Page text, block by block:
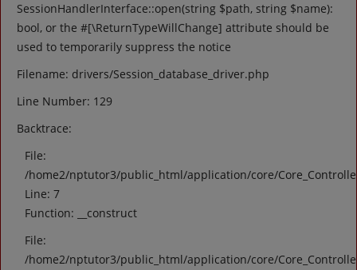
SessionHandlerInterface::open(string $path, string $name):
bool, or the #[\ReturnTypeWillChange] attribute should be
used to temporarily suppress the notice
Filename: drivers/Session_database_driver.php
Line Number: 129
Backtrace:
File:
/home2/nptutor3/public_html/application/core/
Line: 7
Function: __construct
File:
/home2/nptutor3/public_html/application/core/